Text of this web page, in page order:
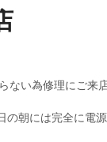
い為修理にご来店
朝には完全に電源